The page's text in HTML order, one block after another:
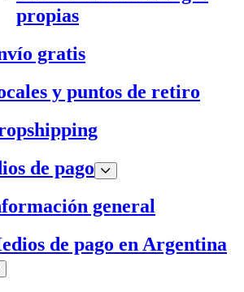
propias
gratis
y puntos de retiro
de pago
general
de pago en Argentina